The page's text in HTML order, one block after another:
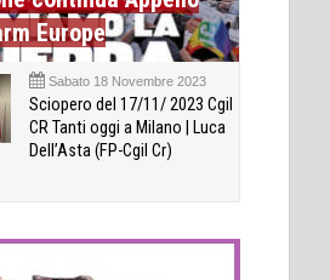
Europe
Sabato 18 Novembre 2023
Sciopero del 17/11/ 2023 Cgil
CR Tanti oggi a Milano | Luca
Dell’Asta (FP-Cgil Cr)